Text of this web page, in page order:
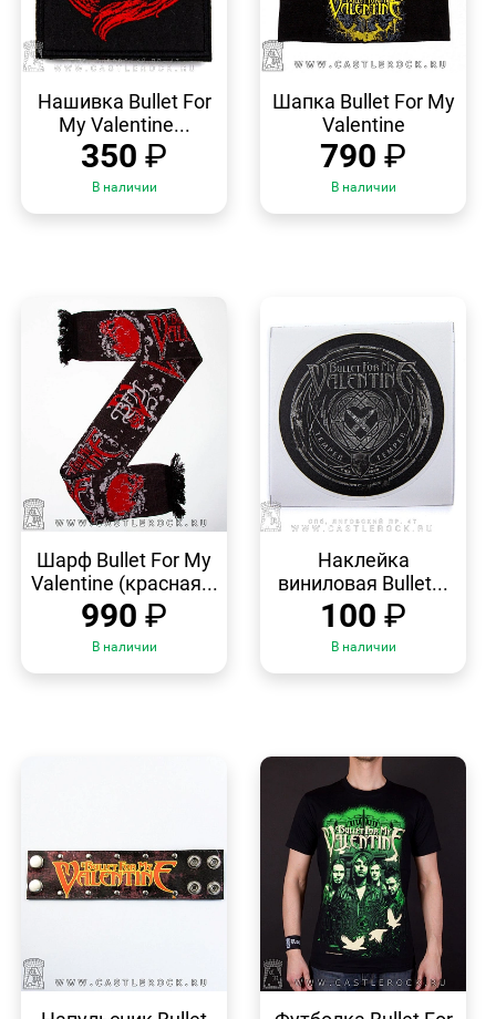
ПРОСМОТР
Нашивка Bullet For
My Valentine...
350 ₽
В наличии
ПРОСМОТР
Шапка Bullet For My
Valentine
790 ₽
В наличии
ПРОСМОТР
Шарф Bullet For My
Valentine (красная...
990 ₽
В наличии
ПРОСМОТР
Наклейка
виниловая Bullet...
100 ₽
В наличии
ПРОСМОТР
ПРОСМОТР